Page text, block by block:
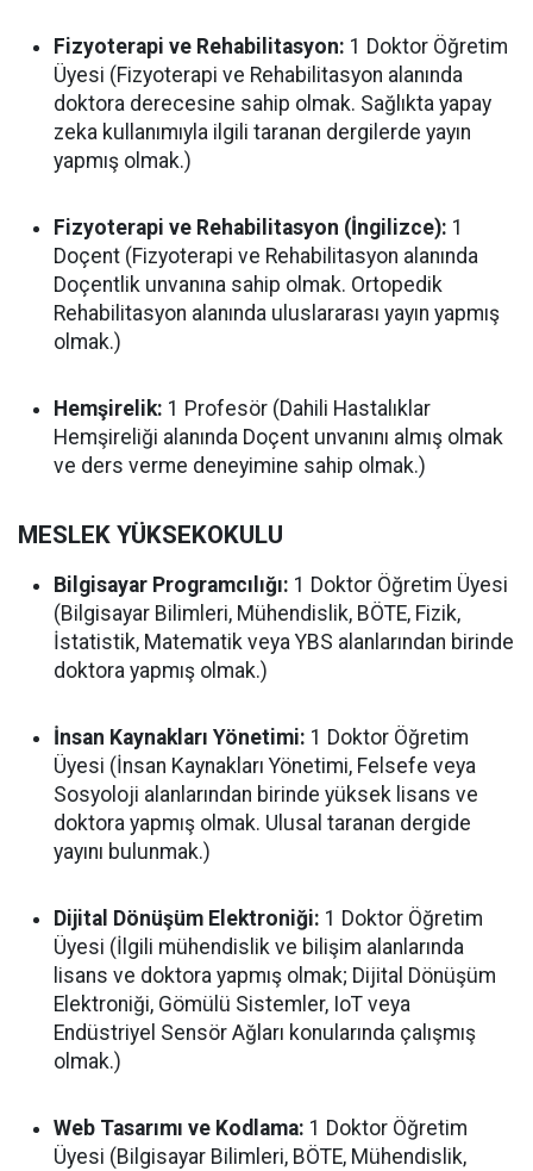
Fizyoterapi ve Rehabilitasyon: 1 Doktor Öğretim
Üyesi (Fizyoterapi ve Rehabilitasyon alanında
doktora derecesine sahip olmak. Sağlıkta yapay
zeka kullanımıyla ilgili taranan dergilerde yayın
yapmış olmak.)
Fizyoterapi ve Rehabilitasyon (İngilizce): 1
Doçent (Fizyoterapi ve Rehabilitasyon alanında
Doçentlik unvanına sahip olmak. Ortopedik
Rehabilitasyon alanında uluslararası yayın yapmış
olmak.)
Hemşirelik: 1 Profesör (Dahili Hastalıklar
Hemşireliği alanında Doçent unvanını almış olmak
ve ders verme deneyimine sahip olmak.)
MESLEK YÜKSEKOKULU
Bilgisayar Programcılığı: 1 Doktor Öğretim Üyesi
(Bilgisayar Bilimleri, Mühendislik, BÖTE, Fizik,
İstatistik, Matematik veya YBS alanlarından birinde
doktora yapmış olmak.)
İnsan Kaynakları Yönetimi: 1 Doktor Öğretim
Üyesi (İnsan Kaynakları Yönetimi, Felsefe veya
Sosyoloji alanlarından birinde yüksek lisans ve
doktora yapmış olmak. Ulusal taranan dergide
yayını bulunmak.)
Dijital Dönüşüm Elektroniği: 1 Doktor Öğretim
Üyesi (İlgili mühendislik ve bilişim alanlarında
lisans ve doktora yapmış olmak; Dijital Dönüşüm
Elektroniği, Gömülü Sistemler, IoT veya
Endüstriyel Sensör Ağları konularında çalışmış
olmak.)
Web Tasarımı ve Kodlama: 1 Doktor Öğretim
Üyesi (Bilgisayar Bilimleri, BÖTE, Mühendislik,